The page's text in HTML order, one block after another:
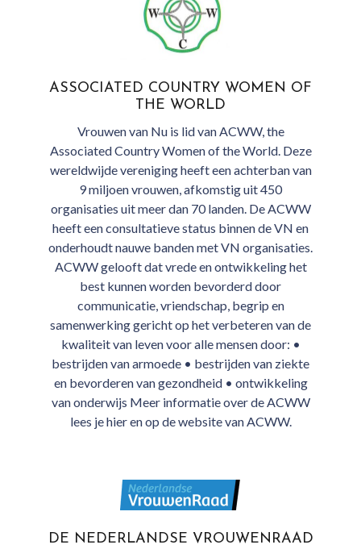
ASSOCIATED COUNTRY WOMEN OF
THE WORLD
Vrouwen van Nu is lid van ACWW, the
Associated Country Women of the World. Deze
wereldwijde vereniging heeft een achterban van
9 miljoen vrouwen, afkomstig uit 450
organisaties uit meer dan 70 landen. De ACWW
heeft een consultatieve status binnen de VN en
onderhoudt nauwe banden met VN organisaties.
ACWW gelooft dat vrede en ontwikkeling het
best kunnen worden bevorderd door
communicatie, vriendschap, begrip en
samenwerking gericht op het verbeteren van de
kwaliteit van leven voor alle mensen door: •
bestrijden van armoede • bestrijden van ziekte
en bevorderen van gezondheid • ontwikkeling
van onderwijs Meer informatie over de ACWW
lees je hier en op de website van ACWW.
DE NEDERLANDSE VROUWENRAAD